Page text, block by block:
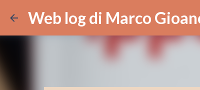
Web log di Marco